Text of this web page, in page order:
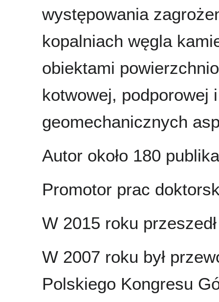
występowania
kopalniach węgla
obiektami
kotwowej, podporowej
geomechanicznych
Autor około 180
Promotor prac
W 2015 roku
W 2007 roku był
Polskiego Kongresu